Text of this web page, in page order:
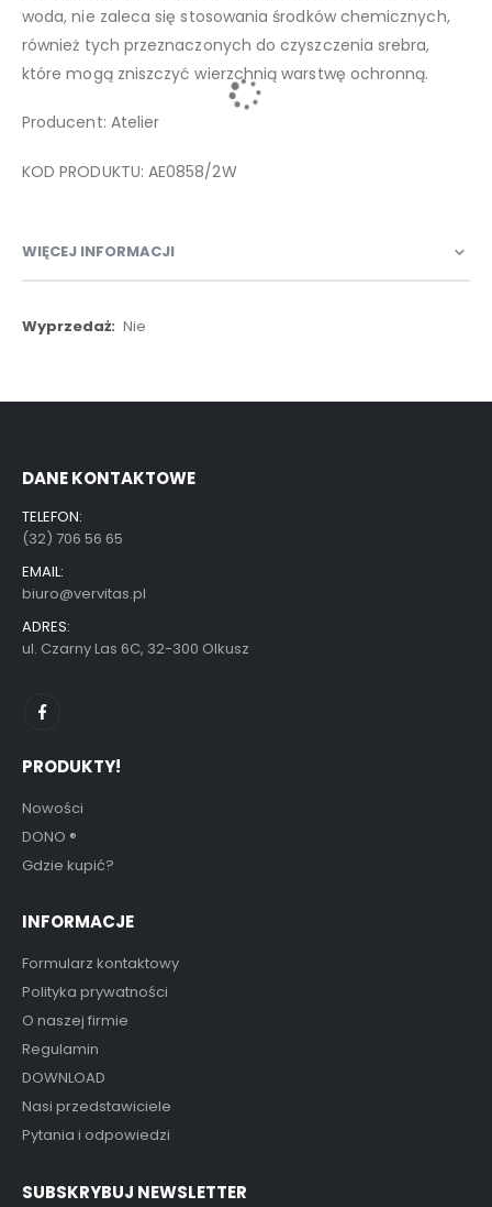
woda, nie zaleca się stosowania środków chemicznych,
również tych przeznaczonych do czyszczenia srebra,
które mogą zniszczyć wierzchnią warstwę ochronną.
Producent: Atelier
KOD PRODUKTU: AE0858/2W
WIĘCEJ INFORMACJI
Więcej
Nie
DANE KONTAKTOWE
TELEFON:
(32) 706 56 65
EMAIL:
biuro@vervitas.pl
ADRES:
ul. Czarny Las 6C, 32-300 Olkusz
PRODUKTY!
Nowości
DONO ®
Gdzie kupić?
INFORMACJE
Formularz kontaktowy
Polityka prywatności
O naszej firmie
Regulamin
DOWNLOAD
Nasi przedstawiciele
Pytania i odpowiedzi
SUBSKRYBUJ NEWSLETTER